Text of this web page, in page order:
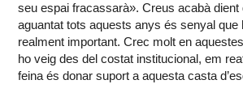
seu espai fracassarà». Creus acabà dient
aguantat tots aquests anys és senyal que
realment important. Crec molt en
ho veig des del costat institucional, em
feina és donar suport a aquesta casta